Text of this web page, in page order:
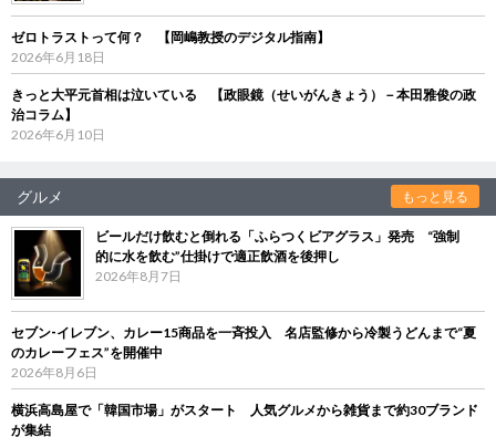
ゼロトラストって何？ 【岡嶋教授のデジタル指南】
2026年6月18日
きっと大平元首相は泣いている 【政眼鏡（せいがんきょう）－本田雅俊の政
治コラム】
2026年6月10日
グルメ もっと見る
ビールだけ飲むと倒れる「ふらつくビアグラス」発売 “強制
的に水を飲む”仕掛けで適正飲酒を後押し
2026年8月7日
セブン‐イレブン、カレー15商品を一斉投入 名店監修から冷製うどんまで“夏
のカレーフェス”を開催中
2026年8月6日
横浜高島屋で「韓国市場」がスタート 人気グルメから雑貨まで約30ブランド
が集結